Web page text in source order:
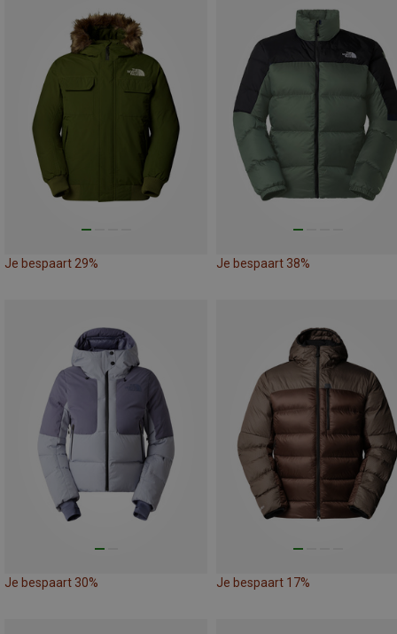
Je bespaart 29% Je bespaart 38%
Je bespaart 30% Je bespaart 17%